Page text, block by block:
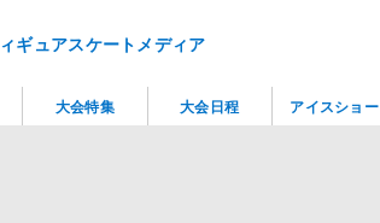
ギュアスケートメディア
大会特集 大会日程 アイスショー